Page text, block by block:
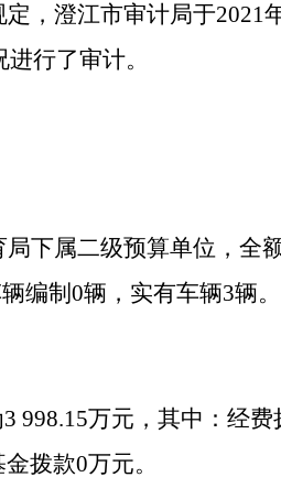
， 澄江市审计局于2021
进行了审计。
下属二级预算单位，全
编制 0辆，实有车辆3辆。
3 998.15万元，其中：经费
拨款0万元。